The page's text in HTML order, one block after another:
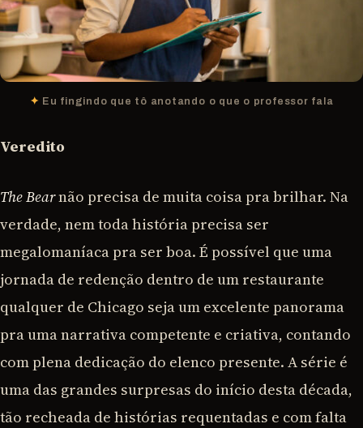
Eu fingindo que tô anotando o que o professor fala
Veredito
The Bearnão precisa de muita coisa pra brilhar. Na
verdade, nem toda história precisa ser
megalomaníaca pra ser boa. É possível que uma
jornada de redenção dentro de um restaurante
qualquer de Chicago seja um excelente panorama
pra uma narrativa competente e criativa, contando
com plena dedicação do elenco presente. A série é
uma das grandes surpresas do início desta década,
tão recheada de histórias requentadas e com falta